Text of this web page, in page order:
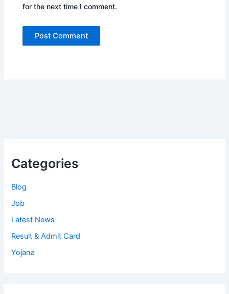
for the next time I comment.
Categories
Blog
Job
Latest News
Result & Admit Card
Yojana